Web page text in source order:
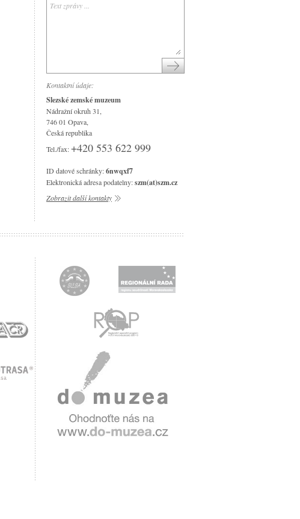
Národní památník II. světové války
Kontaktní údaje:
Slezské zemské muzeum
Nádražní okruh 31,
746 01 Opava,
Česká republika
Tel./fax:+420 553 622 999
ID datové schránky:6nwqxf7
Elektronická adresa podatelny:szm(at)szm.cz
Zobrazit další kontakty